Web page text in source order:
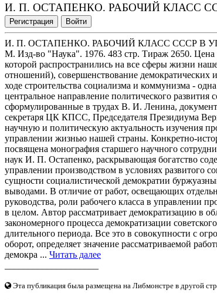
И. П. ОСТАПЕНКО. РАБОЧИЙ КЛАСС
Регистрация Войти
И. П. ОСТАПЕНКО. РАБОЧИЙ КЛАСС СССР В
М. Изд-во "Наука". 1976. 483 стр. Тираж 2650. Цена
которой распространились на все сферы жизни
отношений), совершенствование
ходе строительства социализма и коммунизма -
центральное направление политического
сформулированные в трудах В. И. Ленина,
секретаря ЦК КПСС, Председателя Президиума
научную и политическую актуальность изучения
управлении жизнью нашей страны. Конкретно-
посвящена монография старшего научного
наук И. П. Остапенко, раскрывающая богатство
управлении производством в условиях развитого
сущности социалистической демократии
выводами. В отличие от работ, освещающих
руководства, роли рабочего класса в управлении
в целом. Автор рассматривает демократизацию в
закономерного процесса демократизации
длительного периода. Все это в совокупности с
оборот, определяет значение рассматриваемой
демокра ... Читать далее
Эта публикация была размещена на Либмонстре в другой